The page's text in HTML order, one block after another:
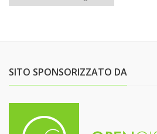
SITO SPONSORIZZATO DA